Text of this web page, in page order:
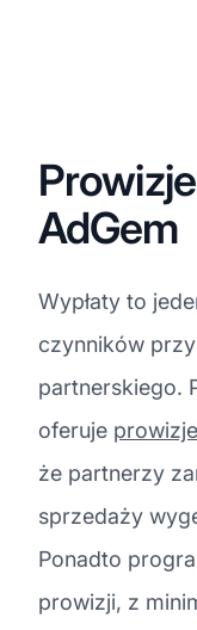
AdGem
Wypłaty to
czynników
partnerskiego.
oferuje prowizje
że partnerzy
sprzedaży
Ponadto
prowizji, z